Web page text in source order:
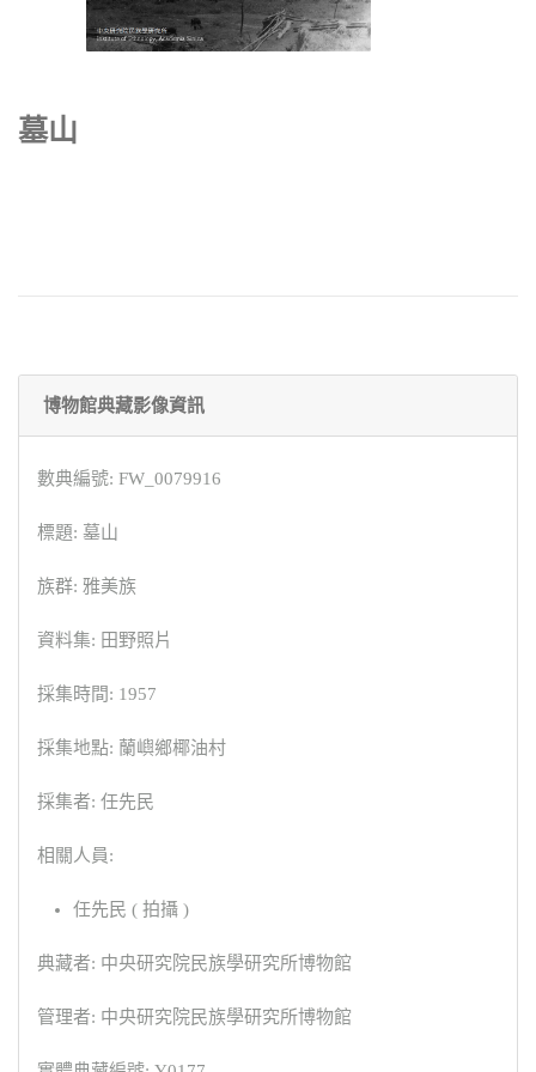
墓山
博物館典藏影像資訊
數典編號: FW_0079916
標題: 墓山
族群: 雅美族
資料集: 田野照片
採集時間: 1957
採集地點: 蘭嶼鄉椰油村
採集者: 任先民
相關人員:
任先民 ( 拍攝 )
典藏者: 中央研究院民族學研究所博物館
管理者: 中央研究院民族學研究所博物館